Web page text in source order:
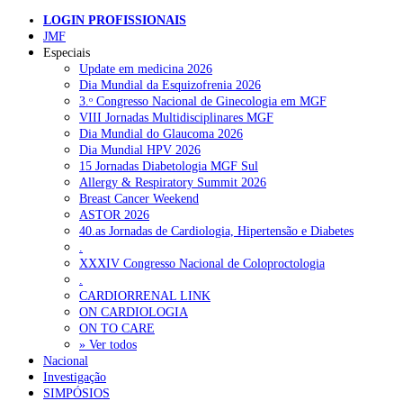
NOTÍCIAS RECENTES
Portugal está a formar os médicos de que precisa?
Estudantes de Medicina representados na 79.ª World Health
Assembly 6 de Agosto, 2026
SCORA X-Change Portugal promove formação internacional
em saúde sexual e reprodutiva
ANEM reúne com coordenador do Pacto Estratégico para a
Saúde 6 de Agosto, 2026
Sindicato diz que nova carreira de médicos dentistas reforça
estabilidade no SNS
LOGIN PROFISSIONAIS
JMF
Especiais
Update em medicina 2026
Dia Mundial da Esquizofrenia 2026
3.ᵒ Congresso Nacional de Ginecologia em MGF
VIII Jornadas Multidisciplinares MGF
Dia Mundial do Glaucoma 2026
Dia Mundial HPV 2026
15 Jornadas Diabetologia MGF Sul
Allergy & Respiratory Summit 2026
Breast Cancer Weekend
ASTOR 2026
40.as Jornadas de Cardiologia, Hipertensão e Diabetes
.
XXXIV Congresso Nacional de Coloproctologia
.
CARDIORRENAL LINK
ON CARDIOLOGIA
ON TO CARE
» Ver todos
Nacional
Investigação
SIMPÓSIOS